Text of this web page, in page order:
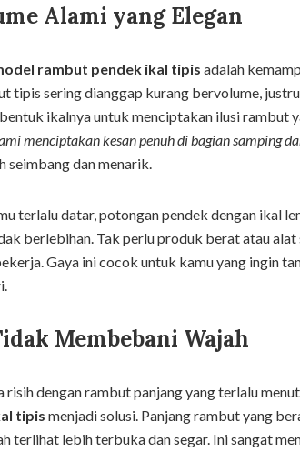
Alami yang Elegan
rambut pendek ikal tipis adalah
tipis sering dianggap kurang bervolume,
ikalnya untuk menciptakan ilusi rambut
menciptakan kesan penuh di bagian samping
seimbang dan menarik.
terlalu datar, potongan pendek dengan ikal
berlebihan. Tak perlu produk berat atau
Gaya ini cocok untuk kamu yang ingin
Membebani Wajah
risih dengan rambut panjang yang terlalu
tipis menjadi solusi. Panjang rambut yang
terlihat lebih terbuka dan segar. Ini sangat